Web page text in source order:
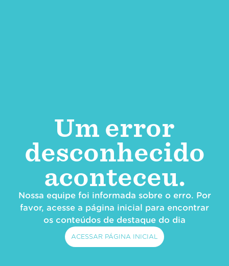
Um error
desconhecido
aconteceu.
Nossa equipe foi informada sobre o erro. Por
favor, acesse a página inicial para encontrar
os conteúdos de destaque do dia
ACESSAR PÁGINA INICIAL